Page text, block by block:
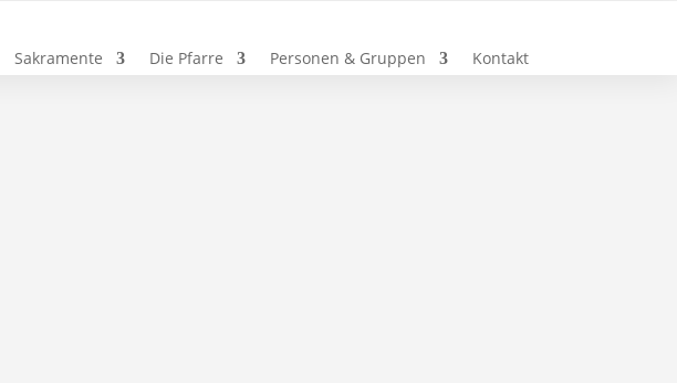
Sakramente Die Pfarre Personen & Gruppen Kontakt